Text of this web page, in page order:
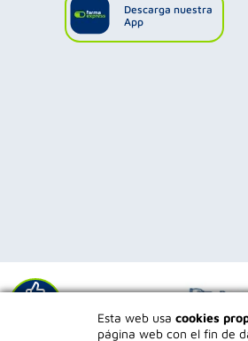
Esta web usa cookies
página web con el fin de
Descarga nuestra
App